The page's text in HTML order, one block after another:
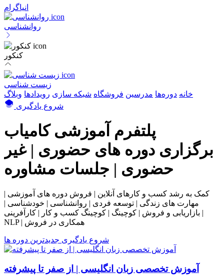
انیاگرام
روانشناسی
کنکور
زیست شناسی
خانه دوره‌ها مدرسین فروشگاه شبکه سازی رویداد‌ها وبلاگ
شروع یادگیری
پلتفرم آموزشی کامیاب
برگزاری دوره های حضوری | غیر
حضوری | جلسات مشاوره
کمک به رشد کسب و کارهای آنلاین | فروش دوره های آموزشی |
مهارت های زندگی | توسعه فردی | روانشناسی | خودشناسی |
بازاریابی و فروش | کوچینگ | کوچینگ کسب و کار | کارآفرینی |
NLP | همکاری در فروش
شروع یادگیری جدیدترین دوره ها
آموزش تخصصی زبان انگلیسی | از صفر تا پیشرفته